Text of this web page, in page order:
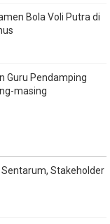
Bola Voli Putra di
Guru Pendamping
masing
Stakeholder